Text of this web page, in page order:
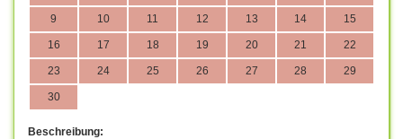
9 10 11 12 13 14 15
16 17 18 19 20 21 22
23 24 25 26 27 28 29
30
Beschreibung: